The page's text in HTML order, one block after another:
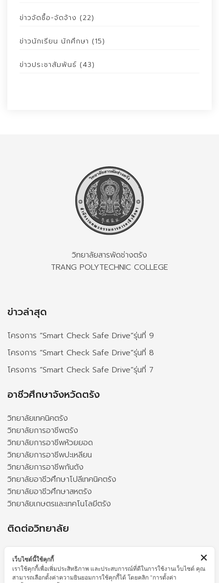
ข่าวจัดซื้อ-จัดจ้าง (22)
ข่าวนักเรียน นักศึกษา (15)
ข่าวประชาสัมพันธ์ (43)
วิทยาลัยสารพัดช่างตรัง
TRANG POLYTECHNIC COLLEGE
ข่าวล่าสุด
โครงการ “Smart Check Safe Drive”รุ่นที่ 9
โครงการ “Smart Check Safe Drive”รุ่นที่ 8
โครงการ “Smart Check Safe Drive”รุ่นที่ 7
อาชีวศึกษาจังหวัดตรัง
วิทยาลัยเทคนิคตรัง
วิทยาลัยการอาชีพตรัง
วิทยาลัยการอาชีพห้วยยอด
วิทยาลัยการอาชีพปะเหลียน
วิทยาลัยการอาชีพกันตัง
วิทยาลัยอาชีวศึกษาโปลีเทคนิคตรัง
วิทยาลัยอาชีวศึกษาสหตรัง
วิทยาลัยเกษตรและเทคโนโลยีตรัง
ติดต่อวิทยาลัย
123 หมู่ที่ 1 ถนนเลี่ยงเมือง ตำบลนาตาล่วง อำเภอเมืองตรัง
จังหวัดตรัง 92000
โทรศัพท์ :0-7557-0557
เว็บไซต์นี้ใช้คุกกี้
เราใช้คุกกี้เพื่อเพิ่มประสิทธิภาพ และประสบการณ์ที่ดีในการใช้งานเว็บไซต์ คุณ
สามารถเลือกตั้งค่าความยินยอมการใช้คุกกี้ได้ โดยคลิก "การตั้งค่า